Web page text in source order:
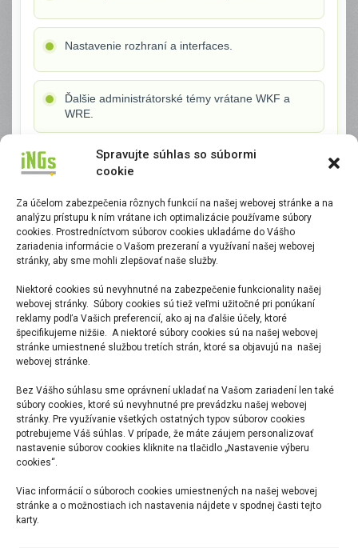
Spravujte súhlas so súbormi
cookie
Za účelom zabezpečenia rôznych funkcií na našej webovej stránke a na
analýzu prístupu k ním vrátane ich optimalizácie používame súbory
cookies. Prostredníctvom súborov cookies ukladáme do Vášho
zariadenia informácie o Vašom prezeraní a využívaní našej webovej
stránky, aby sme mohli zlepšovať naše služby.
Niektoré cookies sú nevyhnutné na zabezpečenie funkcionality našej
webovej stránky. Súbory cookies sú tiež veľmi užitočné pri ponúkaní
reklamy podľa Vašich preferencií, ako aj na ďalšie účely, ktoré
špecifikujeme nižšie. A niektoré súbory cookies sú na našej webovej
stránke umiestnené službou tretích strán, ktoré sa objavujú na našej
webovej stránke.
Bez Vášho súhlasu sme oprávnení ukladať na Vašom zariadení len také
súbory cookies, ktoré sú nevyhnutné pre prevádzku našej webovej
stránky. Pre využívanie všetkých ostatných typov súborov cookies
potrebujeme Váš súhlas. V prípade, že máte záujem personalizovať
nastavenie súborov cookies kliknite na tlačidlo „Nastavenie výberu
cookies“.
Viac informácií o súboroch cookies umiestnených na našej webovej
stránke a o možnostiach ich nastavenia nájdete v spodnej časti tejto
karty.
Nastavenie rozhraní a interfaces.
Ďalšie administrátorské témy vrátane WKF a
WRE.
Synchronizáciu atribútov v Office, DGN a DWG
dokumentoch vrátane rozpisiek.
Konfiguráciu úloh pre iCS bez administrácie
samotnej služby.
prostredia.
Základy PowerShellu, možnosti využitia a
praktický príklad.
Chcete si dohodnúť termín?
Napíšte nám a pripravíme školenie podľa potrieb vášho
tímu.
Kontaktovať iNGs